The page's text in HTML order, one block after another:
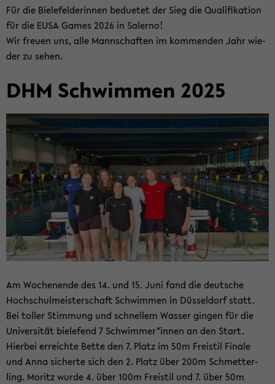
Für die Bie­le­fel­de­rin­nen be­due­tet der Sieg die Qua­li­fi­ka­ti­on
für die EUSA Games 2026 in Sa­ler­no!
Wir freu­en uns, alle Mann­schaf­ten im kom­men­den Jahr wie­
der zu sehen.
DHM Schwim­men 2025
Am Wo­chen­en­de des 14. und 15. Juni fand die deut­sche
Hoch­schul­meis­ter­schaft Schwim­men in Düs­sel­dorf statt.
Bei tol­ler Stim­mung und schnel­lem Was­ser gin­gen für die
Uni­ver­si­tät bie­le­fend 7 Schwim­mer*innen an den Start.
Hier­bei er­reich­te Bette den 7. Platz im 50m Frei­stil Fi­na­le
und Anna si­cher­te sich den 2. Platz über 200m Schmet­ter­
ling. Mo­ritz wurde 4. über 100m Frei­stil und 7. über 50m